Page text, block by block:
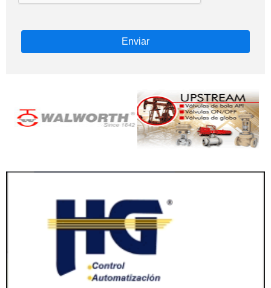
Enviar